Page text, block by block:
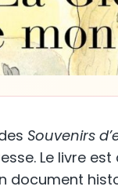
Souvenirs
Le livre
document